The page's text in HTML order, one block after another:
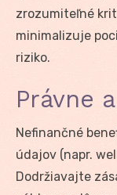
zrozumiteľné
minimalizuje
riziko.
Právne
Nefinančné
údajov (napr.
Dodržiavajte